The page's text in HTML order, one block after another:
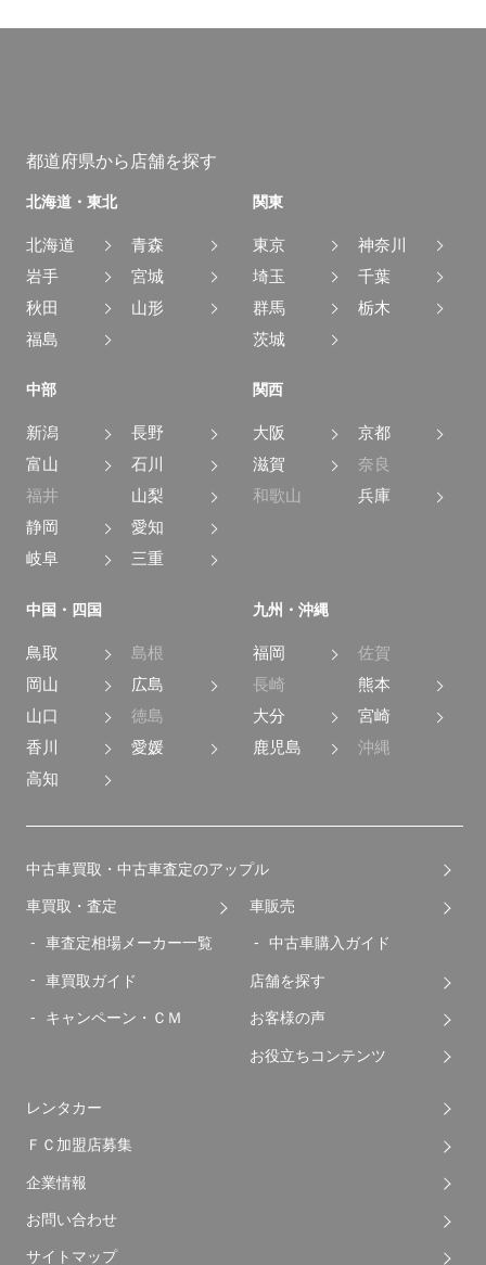
都道府県から店舗を探す
北海道・東北
北海道
青森
岩手
宮城
秋田
山形
福島
関東
東京
神奈川
埼玉
千葉
群馬
栃木
茨城
中部
新潟
長野
富山
石川
福井
山梨
静岡
愛知
岐阜
三重
関西
大阪
京都
滋賀
奈良
和歌山
兵庫
中国・四国
鳥取
島根
岡山
広島
山口
徳島
香川
愛媛
高知
九州・沖縄
福岡
佐賀
長崎
熊本
大分
宮崎
鹿児島
沖縄
中古車買取・中古車査定のアップル
車買取・査定
車査定相場メーカー一覧
車買取ガイド
キャンペーン・ＣＭ
車販売
中古車購入ガイド
店舗を探す
お客様の声
お役立ちコンテンツ
レンタカー
ＦＣ加盟店募集
企業情報
お問い合わせ
サイトマップ